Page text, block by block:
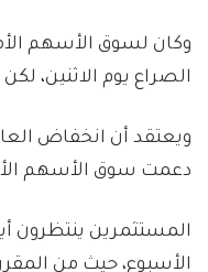
وكان لسوق الأسهم
الصراع يوم الاثنين،
ويعتقد أن انخفاض
دعمت سوق الأسهم
المستثمرين ينتظرون
الأسبوع، حيث من